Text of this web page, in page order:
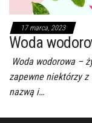
17 marca, 2023
Woda
Woda wodorowa –
zapewne niektórzy
nazwą i…